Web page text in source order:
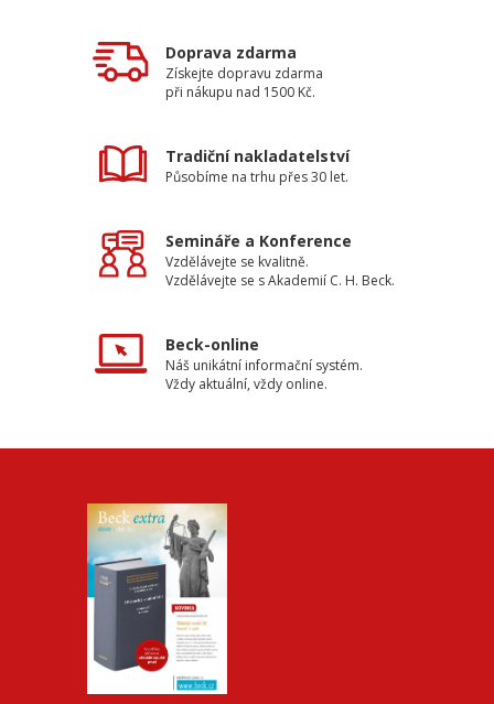
Doprava zdarma
Získejte dopravu zdarma
při nákupu nad 1500 Kč.
Tradiční nakladatelství
Působíme na trhu přes 30 let.
Semináře a Konference
Vzdělávejte se kvalitně.
Vzdělávejte se s Akademií C. H. Beck.
Beck-online
Náš unikátní informační systém.
Vždy aktuální, vždy online.